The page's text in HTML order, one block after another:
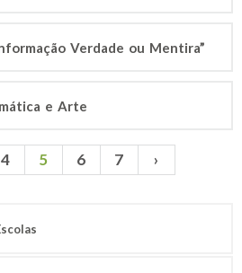
Verdade ou Mentira”
e Arte
4 5 6 7 ›